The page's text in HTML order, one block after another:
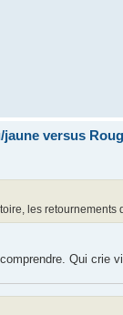
versus
les
Qui crie